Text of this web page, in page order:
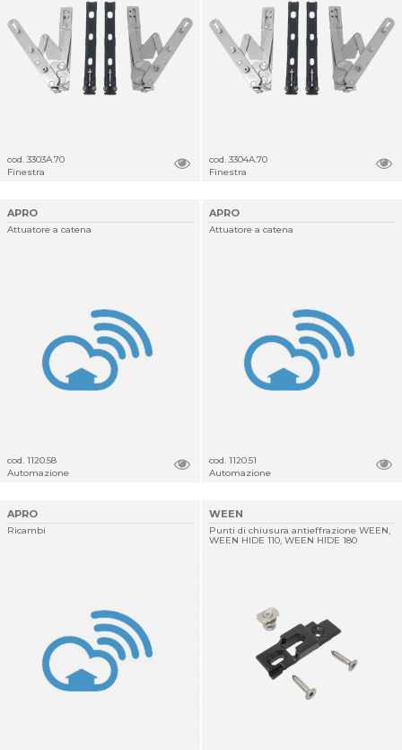
cod. 3303A.70
Finestra
cod. 3304A.70
Finestra
APRO
Attuatore a catena
cod. 1120.58
Automazione
APRO
Attuatore a catena
cod. 1120.51
Automazione
APRO
Ricambi
WEEN
Punti di chiusura antieffrazione WEEN,
WEEN HIDE 110, WEEN HIDE 180